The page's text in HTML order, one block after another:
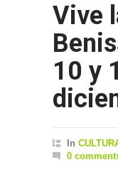
Vive
10 y
In
0